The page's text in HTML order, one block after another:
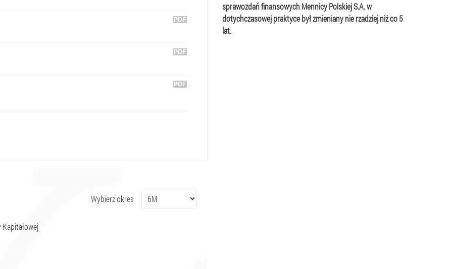
Wybierz okres
sprawozdań finansowych Mennicy Polskiej S.A. w
dotychczasowej praktyce był zmieniany nie rzadziej niż co 5
lat.